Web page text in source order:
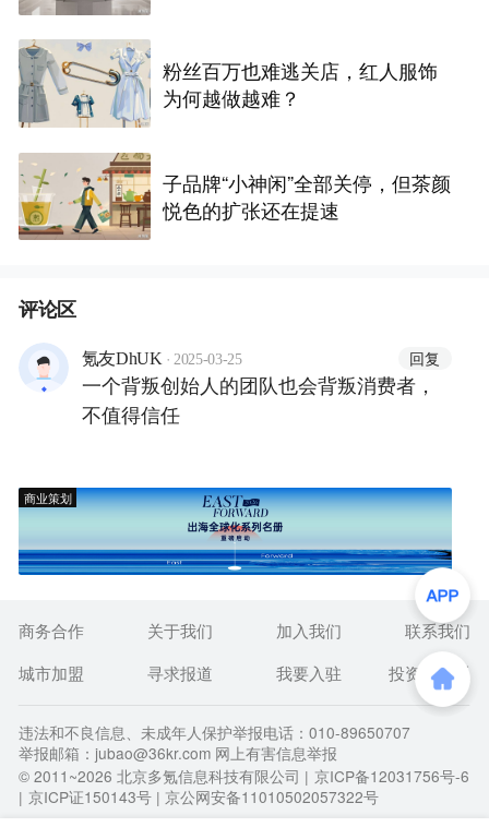
粉丝百万也难逃关店，红人服饰
为何越做越难？
子品牌“小神闲”全部关停，但茶颜
悦色的扩张还在提速
评论区
氪友DhUK · 2025-03-25 回复
一个背叛创始人的团队也会背叛消费者，
不值得信任
商业策划
商务合作 关于我们 加入我们
联系我们
城市加盟
寻求报道 我要入驻 投资者关系
违法和不良信息、未成年人保护举报电话：010-89650707
举报邮箱：jubao@36kr.com 网上有害信息举报
© 2011~2026 北京多氪信息科技有限公司 | 京ICP备12031756号-6
| 京ICP证150143号 | 京公网安备11010502057322号